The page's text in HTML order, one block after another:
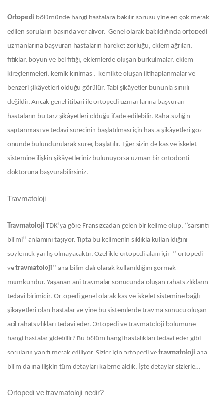
Ortopedi bölümünde hangi hastalara bakılır sorusu yine en çok merak
edilen soruların başında yer alıyor. Genel olarak bakıldığında ortopedi
uzmanlarına başvuran hastaların hareket zorluğu, eklem ağrıları,
fıtıklar, boyun ve bel fıtığı, eklemlerde oluşan burkulmalar, eklem
kireçlenmeleri, kemik kırılması, kemikte oluşan iltihaplanmalar ve
benzeri şikâyetleri olduğu görülür. Tabi şikâyetler bununla sınırlı
değildir. Ancak genel itibari ile ortopedi uzmanlarına başvuran
hastaların bu tarz şikâyetleri olduğu ifade edilebilir. Rahatsızlığın
saptanması ve tedavi sürecinin başlatılması için hasta şikâyetleri göz
önünde bulundurularak süreç başlatılır. Eğer sizin de kas ve iskelet
sistemine ilişkin şikâyetleriniz bulunuyorsa uzman bir ortodonti
doktoruna başvurabilirsiniz.
Travmatoloji
Travmatoloji TDK’ya göre Fransızcadan gelen bir kelime olup, ‘’sarsıntı
bilimi’’ anlamını taşıyor. Tıpta bu kelimenin sıklıkla kullanıldığını
söylemek yanlış olmayacaktır. Özellikle ortopedi alanı için ‘’ ortopedi
ve travmatoloji’’ ana bilim dalı olarak kullanıldığını görmek
mümkündür. Yaşanan ani travmalar sonucunda oluşan rahatsızlıkların
tedavi birimidir. Ortopedi genel olarak kas ve iskelet sistemine bağlı
şikayetleri olan hastalar ve yine bu sistemlerde travma sonucu oluşan
acil rahatsızlıkları tedavi eder. Ortopedi ve travmatoloji bölümüne
hangi hastalar gidebilir? Bu bölüm hangi hastalıkları tedavi eder gibi
soruların yanıtı merak ediliyor. Sizler için ortopedi ve travmatoloji ana
bilim dalına ilişkin tüm detayları kaleme aldık. İşte detaylar sizlerle…
Ortopedi ve travmatoloji nedir?